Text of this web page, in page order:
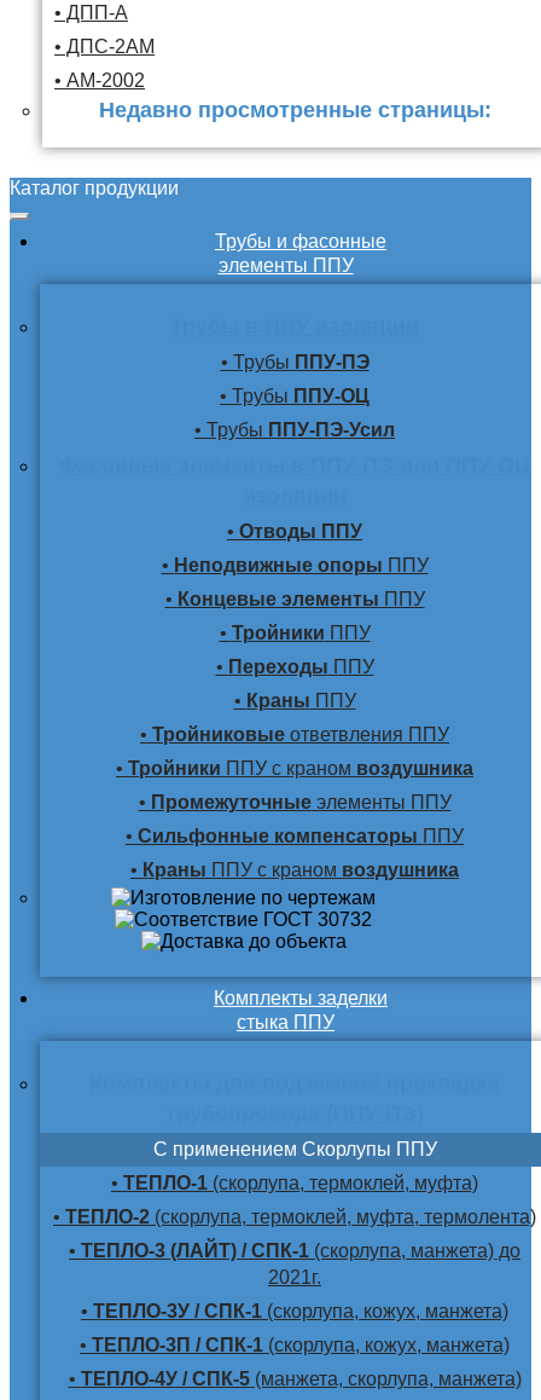
• ДПП-А
• ДПС-2АМ
• АМ-2002
Недавно просмотренные страницы:
Каталог продукции
Трубы и фасонные
элементы ППУ
• Трубы ППУ-ПЭ
• Трубы ППУ-ОЦ
• Трубы ППУ-ПЭ-Усил
• Отводы ППУ
• Неподвижные опоры ППУ
• Концевые элементы ППУ
• Тройники ППУ
• Переходы ППУ
• Краны ППУ
• Тройниковые ответвления ППУ
• Тройники ППУ с краном воздушника
• Промежуточныеэлементы ППУ
• Сильфонные компенсаторы ППУ
• Краны ППУ с краном воздушника
Комплекты заделки
стыка ППУ
С применением Скорлупы ППУ
• ТЕПЛО-1 (скорлупа, термоклей, муфта)
• ТЕПЛО-2 (скорлупа, термоклей, муфта, термолента)
• ТЕПЛО-3 (ЛАЙТ) / СПК-1 (скорлупа, манжета) до
2021г.
• ТЕПЛО-3У / СПК-1 (скорлупа, кожух, манжета)
• ТЕПЛО-3П / СПК-1 (скорлупа, кожух, манжета)
• ТЕПЛО-4У / СПК-5(манжета, скорлупа, манжета)